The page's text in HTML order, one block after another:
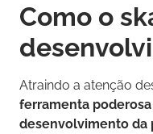
Como o
Atraindo a atenção
ferramenta
desenvolvimento da